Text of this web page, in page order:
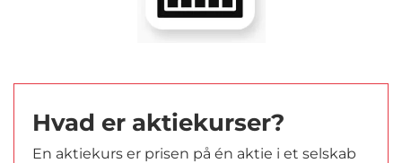
Hvad er aktiekurser?
En aktiekurs er prisen på én aktie i et selskab